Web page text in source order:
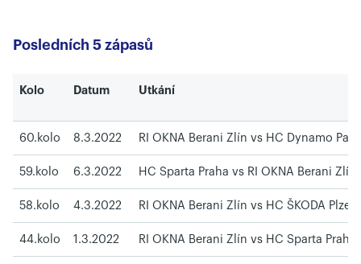
Posledních 5 zápasů
Kolo Datum Utkání
60.kolo 8.3.2022 RI OKNA Berani Zlín vs HC Dynamo
59.kolo 6.3.2022 HC Sparta Praha vs RI OKNA Berani Zlín
58.kolo 4.3.2022 RI OKNA Berani Zlín vs HC ŠKODA Plzeň
44.kolo 1.3.2022 RI OKNA Berani Zlín vs HC Sparta Praha